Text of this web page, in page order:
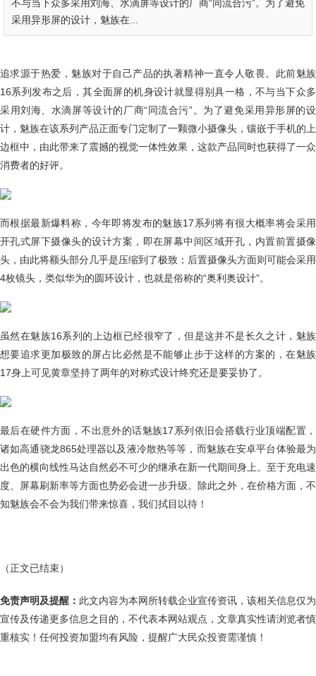
不与当下众多采用刘海、水滴屏等设计的厂商“同流合污”。为了避免
采用异形屏的设计，魅族在...
追求源于热爱，魅族对于自己产品的执著精神一直令人敬畏。此前魅族
16系列发布之后，其全面屏的机身设计就显得别具一格，不与当下众多
采用刘海、水滴屏等设计的厂商“同流合污”。为了避免采用异形屏的设
计，魅族在该系列产品正面专门定制了一颗微小摄像头，镶嵌于手机的上
边框中，由此带来了震撼的视觉一体性效果，这款产品同时也获得了一众
消费者的好评。
而根据最新爆料称，今年即将发布的魅族17系列将有很大概率将会采用
开孔式屏下摄像头的设计方案，即在屏幕中间区域开孔，内置前置摄像
头，由此将额头部分几乎是压缩到了极致；后置摄像头方面则可能会采用
4枚镜头，类似华为的圆环设计，也就是俗称的“奥利奥设计”。
虽然在魅族16系列的上边框已经很窄了，但是这并不是长久之计，魅族
想要追求更加极致的屏占比必然是不能够止步于这样的方案的，在魅族
17身上可见黄章坚持了两年的对称式设计终究还是要妥协了。
最后在硬件方面，不出意外的话魅族17系列依旧会搭载行业顶端配置，
诸如高通骁龙865处理器以及液冷散热等等，而魅族在安卓平台体验最为
出色的横向线性马达自然必不可少的继承在新一代期间身上。至于充电速
度、屏幕刷新率等方面也势必会进一步升级。除此之外，在价格方面，不
知魅族会不会为我们带来惊喜，我们拭目以待！
（正文已结束）
免责声明及提醒： 此文内容为本网所转载企业宣传资讯，该相关信息仅为
宣传及传递更多信息之目的，不代表本网站观点，文章真实性请浏览者慎
重核实！任何投资加盟均有风险，提醒广大民众投资需谨慎！